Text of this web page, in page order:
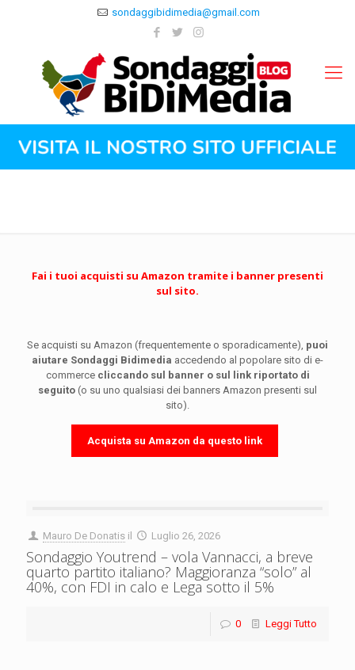
sondaggibidimedia@gmail.com
Fai i tuoi acquisti su Amazon tramite i banner presenti
sul sito.
Se acquisti su Amazon (frequentemente o sporadicamente), puoi
aiutare Sondaggi Bidimedia accedendo al popolare sito di e-
commerce cliccando sul banner o sul link riportato di
seguito (o su uno qualsiasi dei banners Amazon presenti sul
sito).
Acquista su Amazon da questo link
Mauro De Donatis il Luglio 26, 2026
Sondaggio Youtrend – vola Vannacci, a breve
quarto partito italiano? Maggioranza “solo” al
40%, con FDI in calo e Lega sotto il 5%
0 Leggi Tutto